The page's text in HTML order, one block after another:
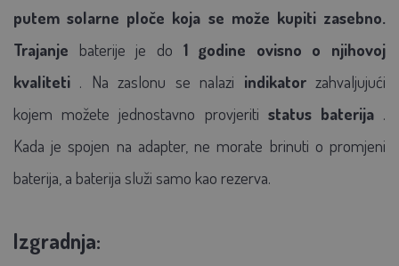
putem solarne ploče koja se može kupiti zasebno.
Trajanje baterije je do 1 godine ovisno o njihovoj
kvaliteti . Na zaslonu se nalazi indikatorzahvaljujući
kojem možete jednostavno provjeriti status baterija.
Kada je spojen na adapter, ne morate brinuti o promjeni
baterija, a baterija služi samo kao rezerva.
Izgradnja: